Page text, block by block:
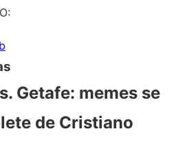
Getafe: memes se
de Cristiano